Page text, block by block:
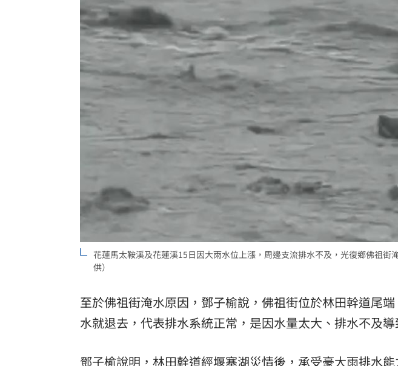
花蓮馬太鞍溪及花蓮溪15日因大雨水位上漲，周邊支流排水不及，光復鄉佛祖街
供）
至於佛祖街淹水原因，鄧子榆說，佛祖街位於林田幹道尾
水就退去，代表排水系統正常，是因水量太大、排水不及導
鄧子榆說明，林田幹道經堰塞湖災情後，承受豪大雨排水